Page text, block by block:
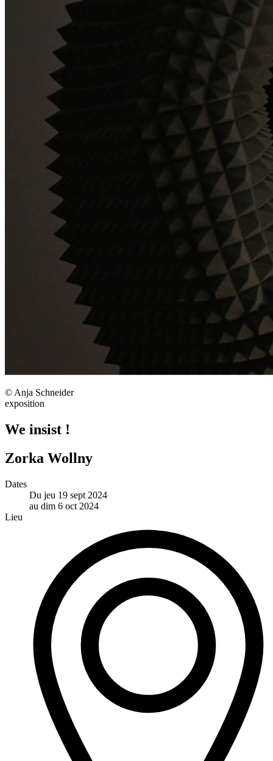
© Anja Schneider
exposition
We insist !
Zorka Wollny
Dates
Du jeu 19 sept 2024
au dim 6 oct 2024
Lieu